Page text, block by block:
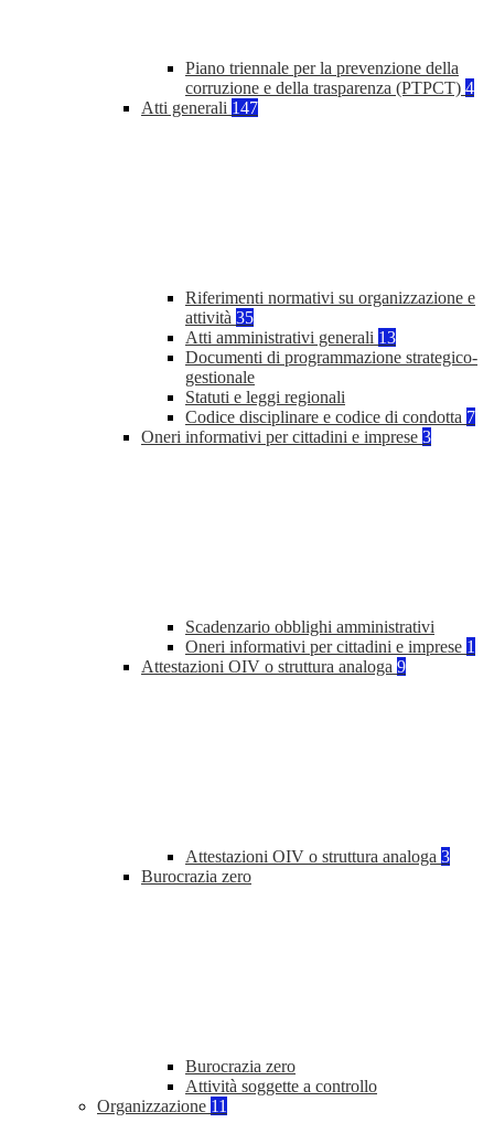
Piano triennale per la prevenzione della
corruzione e della trasparenza (PTPCT) 4
Atti generali 147
Riferimenti normativi su organizzazione e
attività 35
Atti amministrativi generali 13
Documenti di programmazione strategico-
gestionale
Statuti e leggi regionali
Codice disciplinare e codice di condotta 7
Oneri informativi per cittadini e imprese 3
Scadenzario obblighi amministrativi
Oneri informativi per cittadini e imprese 1
Attestazioni OIV o struttura analoga 9
Attestazioni OIV o struttura analoga 3
Burocrazia zero
Burocrazia zero
Attività soggette a controllo
Organizzazione 11